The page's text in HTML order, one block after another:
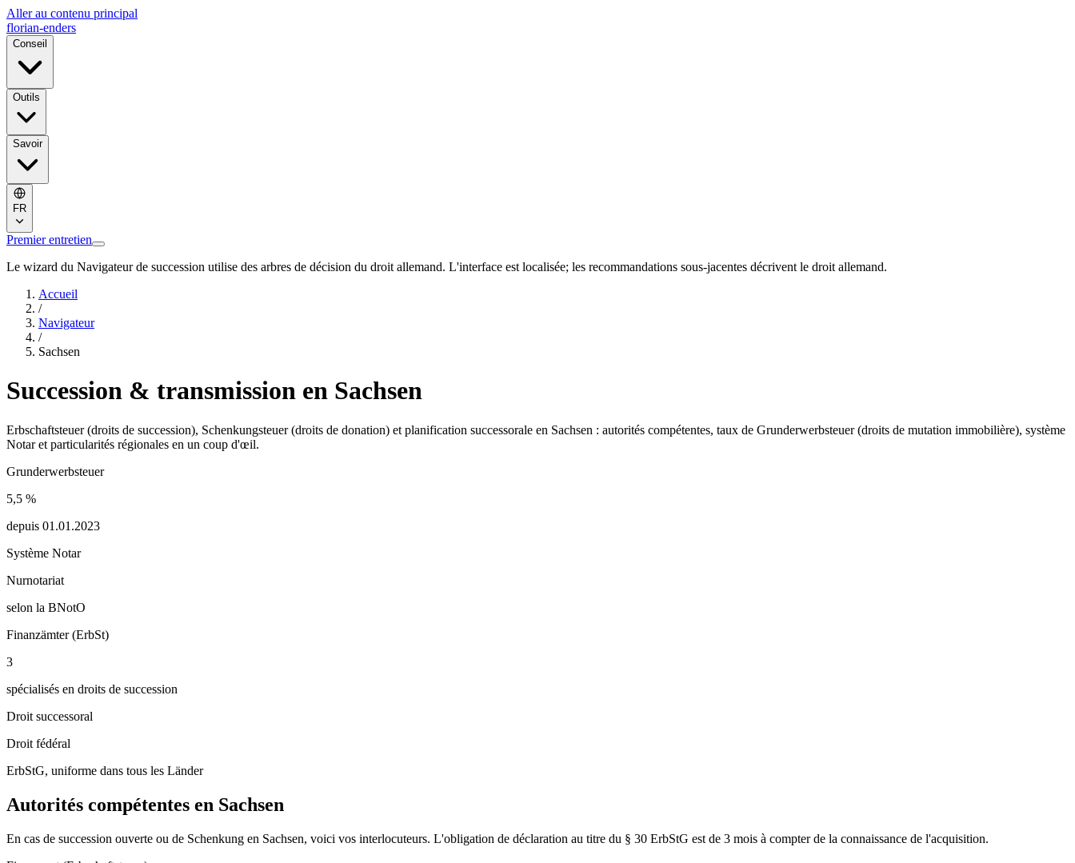
Aller au contenu principal
florian-enders
Conseil
Outils
Savoir
FR
Premier entretien
Le wizard du Navigateur de succession utilise des arbres de décision du droit allemand. L'interface est localisée; les recommandations sous-jacentes décrivent le droit allemand.
Accueil
/
Navigateur
/
Sachsen
Succession & transmission en Sachsen
Erbschaftsteuer (droits de succession), Schenkungsteuer (droits de donation) et planification successorale en Sachsen : autorités compétentes, taux de Grunderwerbsteuer (droits de mutation immobilière), système
Notar et particularités régionales en un coup d'œil.
Grunderwerbsteuer
5,5 %
depuis 01.01.2023
Système Notar
Nurnotariat
selon la BNotO
Finanzämter (ErbSt)
3
spécialisés en droits de succession
Droit successoral
Droit fédéral
ErbStG, uniforme dans tous les Länder
Autorités compétentes en Sachsen
En cas de succession ouverte ou de Schenkung en Sachsen, voici vos interlocuteurs. L'obligation de déclaration au titre du § 30 ErbStG est de 3 mois à compter de la connaissance de l'acquisition.